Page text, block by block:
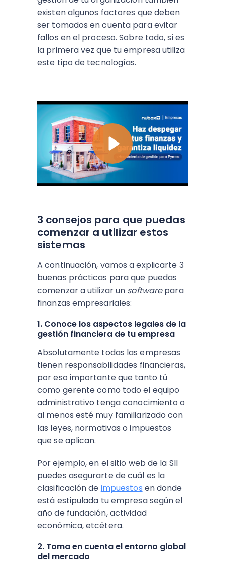
existen algunos factores que deben
ser tomados en cuenta para evitar
fallos en el proceso. Sobre todo, si es
la primera vez que tu empresa utiliza
este tipo de tecnologías.
3 consejos para que puedas
comenzar a utilizar estos
sistemas
A continuación, vamos a explicarte 3
buenas prácticas para que puedas
comenzar a utilizar un softwarepara
finanzas empresariales:
1. Conoce los aspectos legales de la
gestión financiera de tu empresa
Absolutamente todas las empresas
tienen responsabilidades financieras,
por eso importante que tanto tú
como gerente como todo el equipo
administrativo tenga conocimiento o
al menos esté muy familiarizado con
las leyes, normativas o impuestos
que se aplican.
Por ejemplo, en el sitio web de la SII
puedes asegurarte de cuál es la
clasificación de impuestos en donde
está estipulada tu empresa según el
año de fundación, actividad
económica, etcétera.
2. Toma en cuenta el entorno global
del mercado